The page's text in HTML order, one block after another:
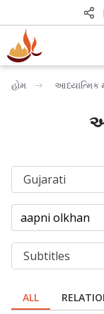
હોમ આધ્યાત્મિક
ALL